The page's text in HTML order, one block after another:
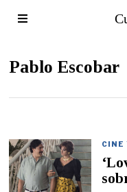
Pablo Escobar
CINE